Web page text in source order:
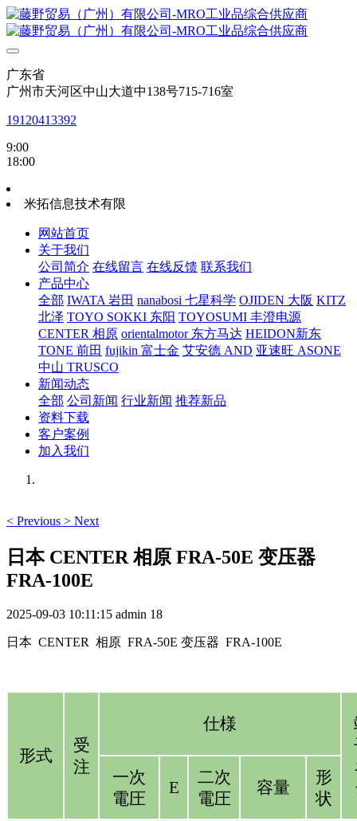
广东省
广州市天河区中山大道中138号715-716室
19120413392
9:00
18:00
米拓信息技术有限
网站首页
关于我们
公司简介 在线留言 在线反馈 联系我们
产品中心
全部 IWATA 岩田 nanabosi 七星科学 OJIDEN 大阪 KITZ
北泽 TOYO SOKKI 东阳 TOYOSUMI 丰澄电源
CENTER 相原 orientalmotor 东方马达 HEIDON新东
TONE 前田 fujikin 富士金 艾安德 AND 亚速旺 ASONE
中山 TRUSCO
新闻动态
全部 公司新闻 行业新闻 推荐新品
资料下载
客户案例
加入我们
< Previous > Next
日本 CENTER 相原 FRA-50E 变压器
FRA-100E
2025-09-03 10:11:15 admin 18
日本 CENTER 相原 FRA-50E 变压器 FRA-100E
形式
受
注
仕様
一次
電圧
E
二次
電圧
容量
形
状